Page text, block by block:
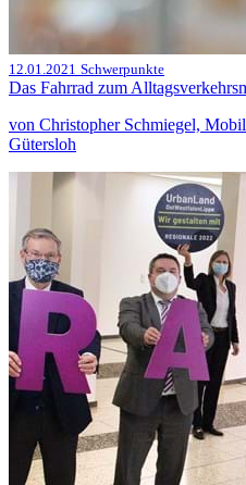
12.01.2021 Schwerpunkte
Das Fahrrad zum
von Christopher Schmiegel,
Gütersloh